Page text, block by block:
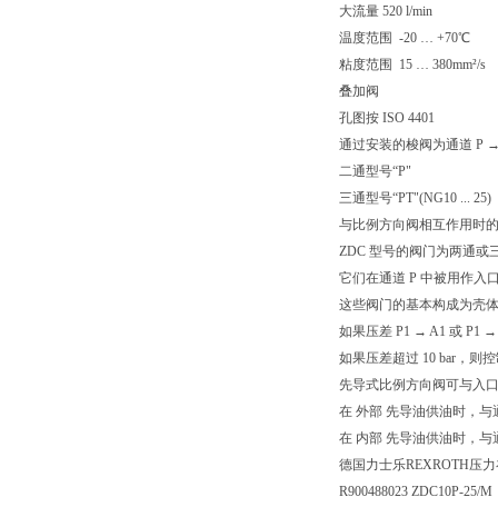
大流量 520 l/min
温度范围 -20 … +70℃
粘度范围 15 … 380mm²/s
叠加阀
孔图按 ISO 4401
通过安装的梭阀为通道 P
二通型号“P"
三通型号“PT"(NG10 ... 25)
与比例方向阀相互作用时
ZDC 型号的阀门为两通或
它们在通道 P 中被用作入
这些阀门的基本构成为壳
如果压差 P1 → A1 或 P1 →
如果压差超过 10 bar，则
先导式比例方向阀可与入
在 外部 先导油供油时，
在 内部 先导油供油时，
德国力士乐REXROTH压
R900488023 ZDC10P-25/M